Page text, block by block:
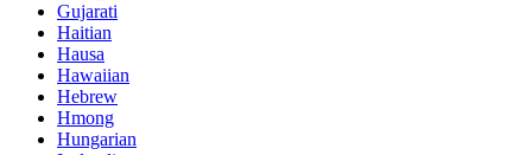
Gujarati
Haitian
Hausa
Hawaiian
Hebrew
Hmong
Hungarian